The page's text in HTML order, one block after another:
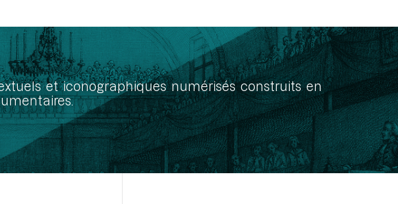
et iconographiques numérisés construits en